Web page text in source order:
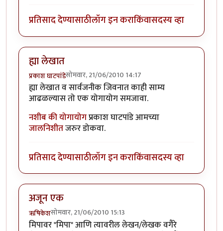
प्रतिसाद देण्यासाठीलॉग इन कराकिंवासदस्य व्हा
ह्या लेखात
प्रकाश घाटपांडेसोमवार, 21/06/2010 14:17
ह्या लेखात व सार्वजनीक जिवनात काही साम्य
आढळल्यास तो एक योगायोग समजावा.
नशीब की योगायोगप्रकाश घाटपांडे आमच्या
जालनिशीतजरुर डोकवा.
प्रतिसाद देण्यासाठीलॉग इन कराकिंवासदस्य व्हा
अजून एक
ऋषिकेशसोमवार, 21/06/2010 15:13
मिपावर "मिपा" आणि त्यावरील लेखन/लेखक वगैरे